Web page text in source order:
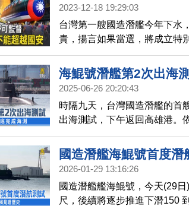
2023-12-18 19:29:03
台灣第一艘國造潛艦今年下水
貴，揚言如果當選，將成立特
黃曙光上將，接受日媒專訪時
狼級」潛艦更便宜，他提醒，
能超過國家安全。
海鯤號潛艦第2次出海
2025-06-26 20:20:43
時隔九天，台灣國造潛艦的首
出海測試，下午返回高雄港。
試，重點在於測試船體，在不
預計在9月30日完成海上測試
國造潛艦海鯤號首度
2026-01-29 13:16:26
國造潛艦艦海鯤號，今天(29
尺，後續將逐步推進下潛150